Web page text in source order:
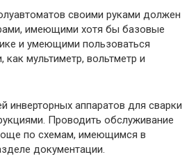
своими руками должен
имеющими хотя бы базовые
и умеющими пользоваться
как мультиметр, вольтметр и
инверторных аппаратов для сварки
Проводить обслуживание
по схемам, имеющимся в
документации.